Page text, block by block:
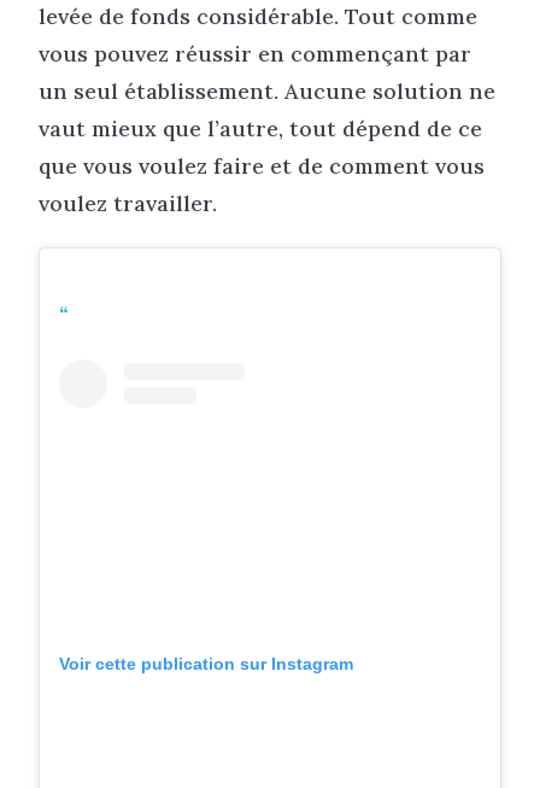
levée de fonds considérable. Tout comme
vous pouvez réussir en commençant par
un seul établissement. Aucune solution ne
vaut mieux que l’autre, tout dépend de ce
que vous voulez faire et de comment vous
voulez travailler.
Voir cette publication sur Instagram